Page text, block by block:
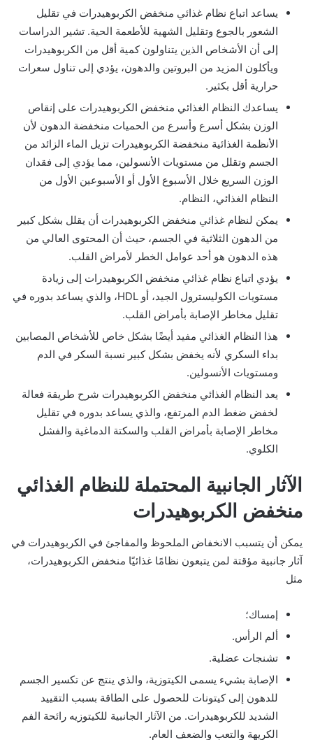
يساعد اتباع نظام غذائي منخفض الكربوهيدرات في تقليل
الشعور بالجوع وتقليل الشهية للأطعمة الحية. تشير الدراسات
إلى أن الأشخاص الذين يتناولون كمية أقل من الكربوهيدرات
ويأكلون المزيد من البروتين والدهون، يؤدي إلى تناول سعرات
حرارية أقل بكثير.
يساعدك النظام الغذائي منخفض الكربوهيدرات على إنقاص
الوزن بشكل أسرع وأسرع من الحميات منخفضة الدهون لأن
الأنظمة الغذائية منخفضة الكربوهيدرات تزيل الماء الزائد من
الجسم وتقلل من مستويات الأنسولين، مما يؤدي إلى فقدان
الوزن السريع خلال الأسبوع الأول أو الأسبوعين الأول من
النظام الغذائي، النظام.
يمكن لنظام غذائي منخفض الكربوهيدرات أن يقلل بشكل كبير
من الدهون الثلاثية في الجسم، حيث أن المحتوى العالي من
هذه الدهون هو أحد عوامل الخطر لأمراض القلب.
يؤدي اتباع نظام غذائي منخفض الكربوهيدرات إلى زيادة
مستويات الكوليسترول الجيد، أو HDL، والذي يساعد بدوره في
تقليل مخاطر الإصابة بأمراض القلب.
هذا النظام الغذائي مفيد أيضًا بشكل خاص للأشخاص المصابين
بداء السكري لأنه يخفض بشكل كبير نسبة السكر في الدم
ومستويات الأنسولين.
يعد النظام الغذائي منخفض الكربوهيدرات شرح طريقة فعالة
لخفض ضغط الدم المرتفع، والذي يساعد بدوره في تقليل
مخاطر الإصابة بأمراض القلب والسكتة الدماغية والفشل
الكلوي.
الآثار الجانبية المحتملة للنظام الغذائي
منخفض الكربوهيدرات
يمكن أن يتسبب الانخفاض الملحوظ والمفاجئ في الكربوهيدرات في
آثار جانبية مؤقتة لمن يتبعون نظامًا غذائيًا منخفض الكربوهيدرات،
مثل
إمساك؛
ألم الرأس.
تشنجات عضلية.
الإصابة بشيء يسمى الكيتوزية، والذي ينتج عن تكسير الجسم
للدهون إلى كيتونات للحصول على الطاقة بسبب التقييد
الشديد للكربوهيدرات. من الآثار الجانبية للكيتوزيه رائحة الفم
الكريهة والتعب والضعف العام.